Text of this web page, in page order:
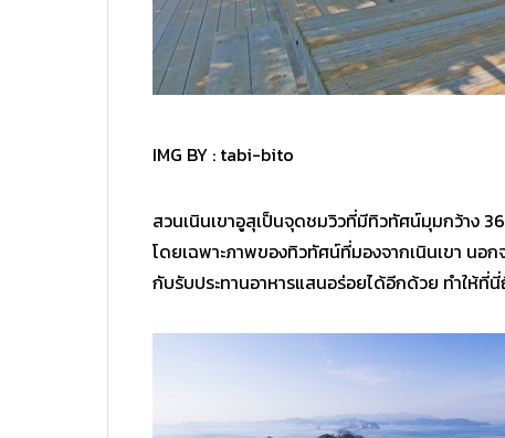
IMG BY : tabi-bito
สวนเนินเขาอูสุเป็นจุดชมวิวที่มีทิวทัศน์มุมกว้าง
โดยเฉพาะภาพของทิวทัศน์ที่มองจากเนินเขา น
กับรับประทานอาหารแสนอร่อยได้อีกด้วย ทำให้ที่